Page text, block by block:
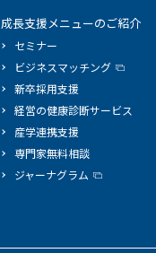
成長支援メニューのご紹介
セミナー
ビジネスマッチング
新卒採用支援
経営の健康診断サービス
産学連携支援
専門家無料相談
ジャーナグラム